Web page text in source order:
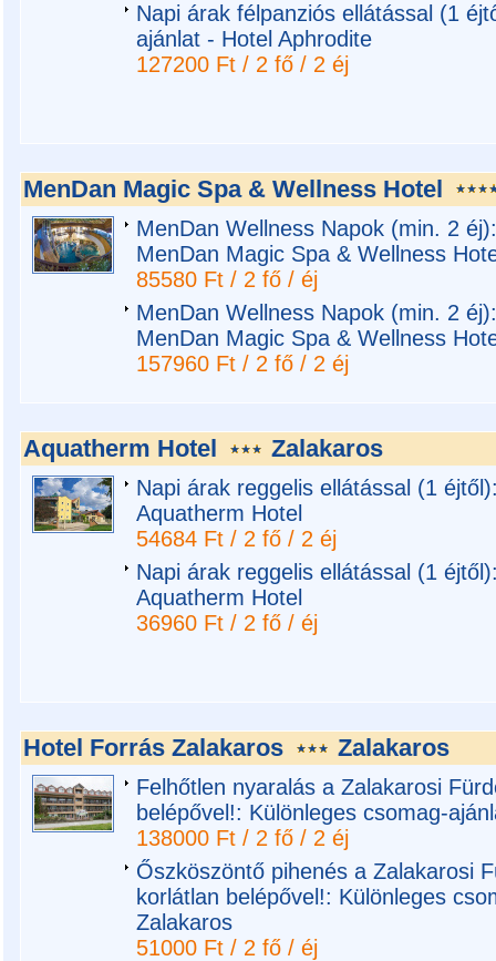
Napi árak félpanziós ellátással (1
ajánlat - Hotel Aphrodite
127200 Ft / 2 fő / 2 éj
MenDan Magic Spa & Wellness Hotel
MenDan Wellness Napok (min. 2
MenDan Magic Spa & Wellness
85580 Ft / 2 fő / éj
MenDan Wellness Napok (min. 2
MenDan Magic Spa & Wellness
157960 Ft / 2 fő / 2 éj
Aquatherm Hotel Zalakaros
Napi árak reggelis ellátással (1
Aquatherm Hotel
54684 Ft / 2 fő / 2 éj
Napi árak reggelis ellátással (1
Aquatherm Hotel
36960 Ft / 2 fő / éj
Hotel Forrás Zalakaros Zalakaros
Felhőtlen nyaralás a Zalakarosi
belépővel!: Különleges csomag-
138000 Ft / 2 fő / 2 éj
Őszköszöntő pihenés a Zalakarosi
korlátlan belépővel!: Különleges
Zalakaros
51000 Ft / 2 fő / éj